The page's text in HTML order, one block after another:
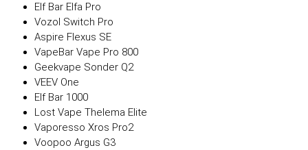
Elf Bar Elfa Pro
Vozol Switch Pro
Aspire Flexus SE
VapeBar Vape Pro 800
Geekvape Sonder Q2
VEEV One
Elf Bar 1000
Lost Vape Thelema Elite
Vaporesso Xros Pro2
Voopoo Argus G3